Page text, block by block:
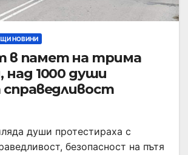
НОВИНИ
в памет на трима
над 1000 души
справедливост
души протестираха с
безопасност на пътя